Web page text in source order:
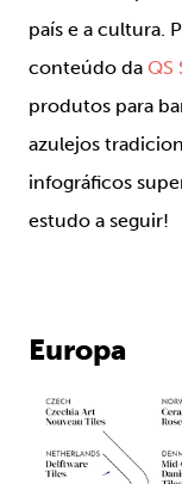
país e a cultura.
conteúdo da QS
produtos para
azulejos
infográficos
estudo a seguir!
Europa